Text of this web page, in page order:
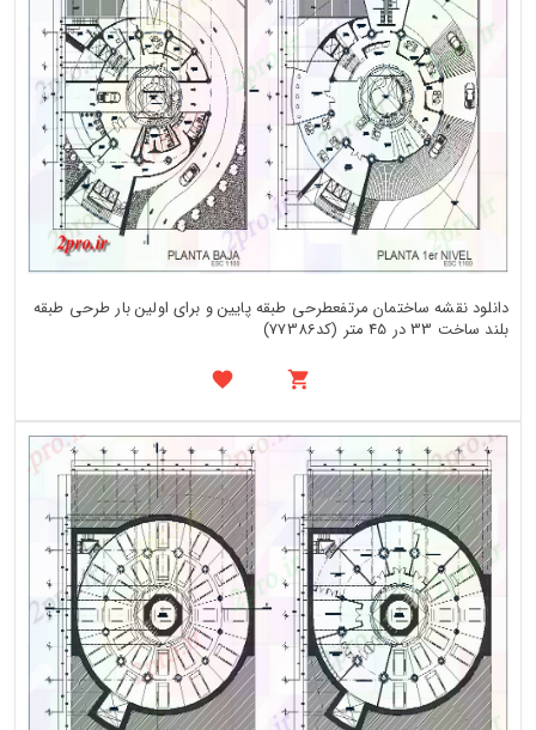
دانلود نقشه ساختمان مرتفعطرحی طبقه پایین و برای اولین بار طرحی طبقه
بلند ساخت 33 در 45 متر (کد77386)